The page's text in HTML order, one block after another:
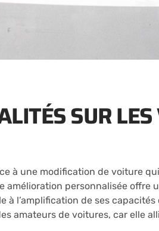
SUR
à une modification de voiture
personnalisée offre
à l’amplification de ses
amateurs de voitures, car elle